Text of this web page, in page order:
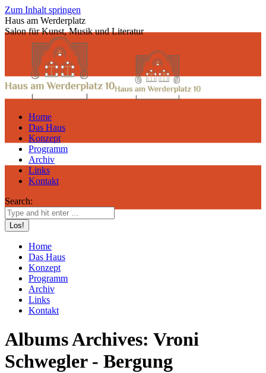
Zum Inhalt springen
Haus am Werderplatz
Salon für Kunst, Musik und Literatur
Home
Das Haus
Konzept
Programm
Archiv
Links
Kontakt
Search:
Home
Das Haus
Konzept
Programm
Archiv
Links
Kontakt
Albums Archives: Vroni
Schwegler - Bergung